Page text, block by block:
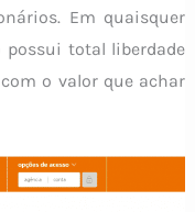
Em quaisquer
possui total liberdade
o valor que achar